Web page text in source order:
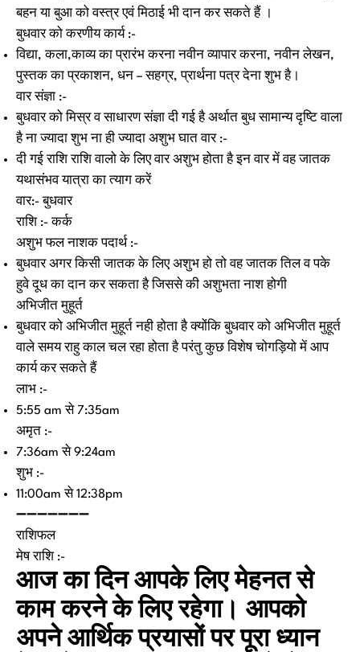
बहन या बुआ को वस्त्र एवं मिठाई भी दान कर सकते हैं ।
बुधवार को करणीय कार्य :-
विद्या, कला,काव्य का प्रारंभ करना नवीन व्यापार करना, नवीन लेखन,
पुस्तक का प्रकाशन, धन – सहग्र, प्रार्थना पत्र देना शुभ है।
वार संज्ञा :-
बुधवार को मिस्र व साधारण संज्ञा दी गई है अर्थात बुध सामान्य दृष्टि वाला
है ना ज्यादा शुभ ना ही ज्यादा अशुभ घात वार :-
दी गई राशि राशि वालो के लिए वार अशुभ होता है इन वार में वह जातक
यथासंभव यात्रा का त्याग करें
वार:- बुधवार
राशि :- कर्क
अशुभ फल नाशक पदार्थ :-
बुधवार अगर किसी जातक के लिए अशुभ हो तो वह जातक तिल व पके
हुवे दूध का दान कर सकता है जिससे की अशुभता नाश होगी
अभिजीत मुहूर्त
बुधवार को अभिजीत मुहूर्त नही होता है क्योंकि बुधवार को अभिजीत मुहूर्त
वाले समय राहु काल चल रहा होता है परंतु कुछ विशेष चोगड़ियो में आप
कार्य कर सकते हैं
लाभ :-
5:55 am से 7:35am
अमृत :-
7:36am से 9:24am
शुभ :-
11:00am से 12:38pm
➖➖➖➖➖➖➖
राशिफल
मेष राशि :-
आज का दिन आपके लिए मेहनत से
काम करने के लिए रहेगा। आपको
अपने आर्थिक प्रयासों पर पूरा ध्यान